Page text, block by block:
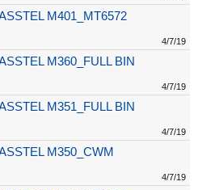
M401_MT6572
4/7/19
M360_FULL BIN
4/7/19
M351_FULL BIN
4/7/19
M350_CWM
4/7/19